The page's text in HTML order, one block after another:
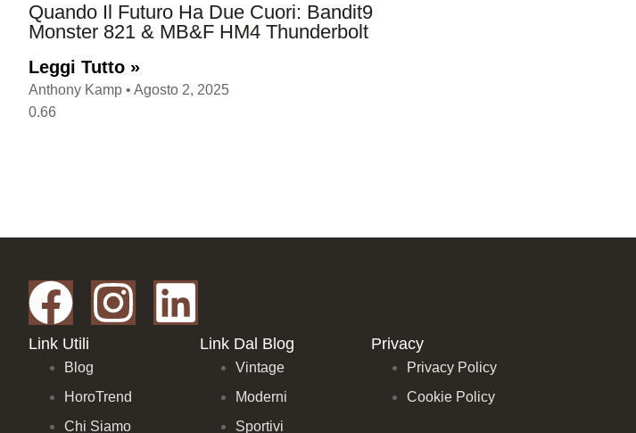
Quando Il Futuro Ha Due Cuori: Bandit9
Monster 821 & MB&F HM4 Thunderbolt
Leggi Tutto »
Anthony Kamp Agosto 2, 2025
Link Utili
Blog
HoroTrend
Chi Siamo
Link Dal Blog
Vintage
Moderni
Sportivi
Privacy
Privacy Policy
Cookie Policy